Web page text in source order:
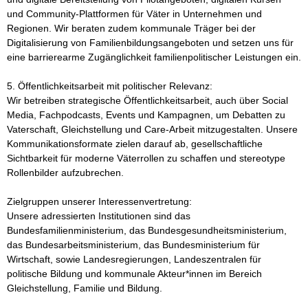
und Community-Plattformen für Väter in Unternehmen und
Regionen. Wir beraten zudem kommunale Träger bei der
Digitalisierung von Familienbildungsangeboten und setzen uns für
eine barrierearme Zugänglichkeit familienpolitischer Leistungen ein.
5. Öffentlichkeitsarbeit mit politischer Relevanz:
Wir betreiben strategische Öffentlichkeitsarbeit, auch über Social
Media, Fachpodcasts, Events und Kampagnen, um Debatten zu
Vaterschaft, Gleichstellung und Care-Arbeit mitzugestalten. Unsere
Kommunikationsformate zielen darauf ab, gesellschaftliche
Sichtbarkeit für moderne Väterrollen zu schaffen und stereotype
Rollenbilder aufzubrechen.
Zielgruppen unserer Interessenvertretung:
Unsere adressierten Institutionen sind das
Bundesfamilienministerium, das Bundesgesundheitsministerium,
das Bundesarbeitsministerium, das Bundesministerium für
Wirtschaft, sowie Landesregierungen, Landeszentralen für
politische Bildung und kommunale Akteur*innen im Bereich
Gleichstellung, Familie und Bildung.